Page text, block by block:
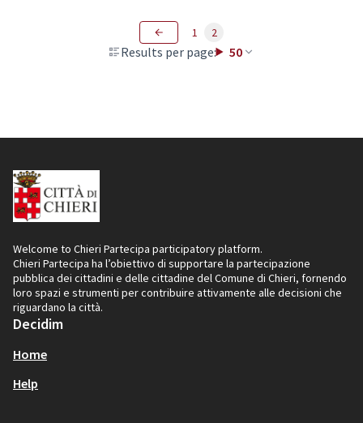
Results per page: 50
1 2
Welcome to Chieri Partecipa participatory platform.
Chieri Partecipa ha l’obiettivo di supportare la partecipazione
pubblica dei cittadini e delle cittadine del Comune di Chieri, fornendo
loro spazi e strumenti per contribuire attivamente alle decisioni che
riguardano la città.
Decidim
Home
Help